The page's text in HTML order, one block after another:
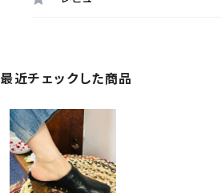
最近チェックした商品